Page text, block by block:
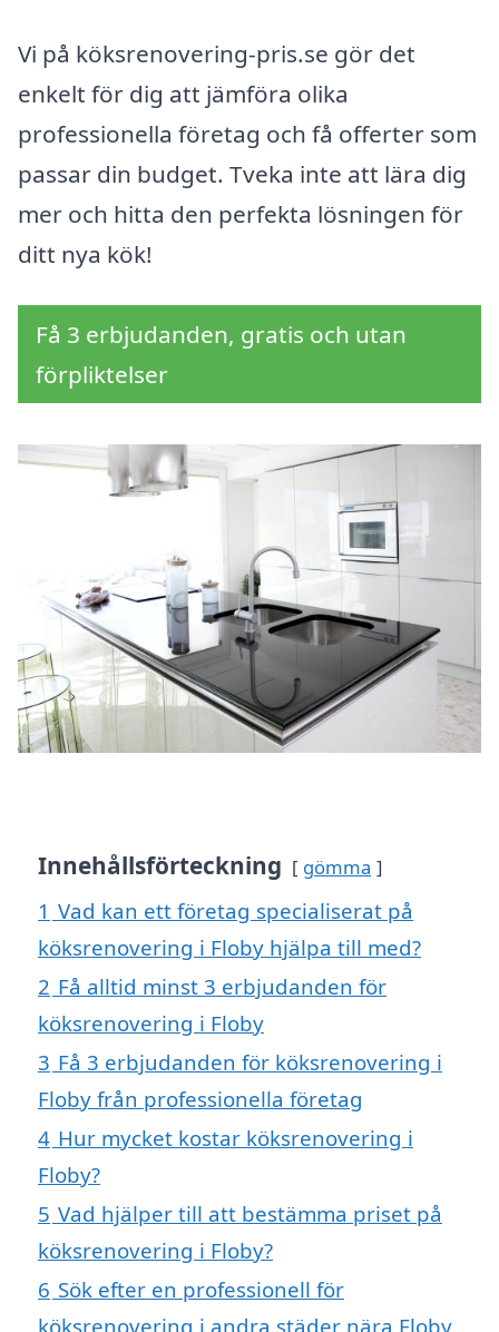
Vi på köksrenovering-pris.se gör det
enkelt för dig att jämföra olika
professionella företag och få offerter som
passar din budget. Tveka inte att lära dig
mer och hitta den perfekta lösningen för
ditt nya kök!
Få 3 erbjudanden, gratis och utan
förpliktelser
Innehållsförteckning gömma
1 Vad kan ett företag specialiserat på
köksrenovering i Floby hjälpa till med?
2 Få alltid minst 3 erbjudanden för
köksrenovering i Floby
3 Få 3 erbjudanden för köksrenovering i
Floby från professionella företag
4 Hur mycket kostar köksrenovering i
Floby?
5 Vad hjälper till att bestämma priset på
köksrenovering i Floby?
6 Sök efter en professionell för
köksrenovering i andra städer nära Floby